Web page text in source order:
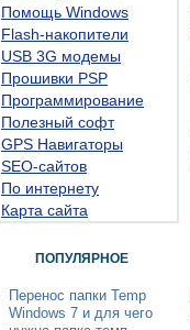
Помощь Windows
Flash-накопители
USB 3G модемы
Прошивки PSP
Программирование
Полезный софт
GPS Навигаторы
SEO-сайтов
По интернету
Карта сайта
ПОПУЛЯРНОЕ
Перенос папки Temp
Windows 7 и для чего